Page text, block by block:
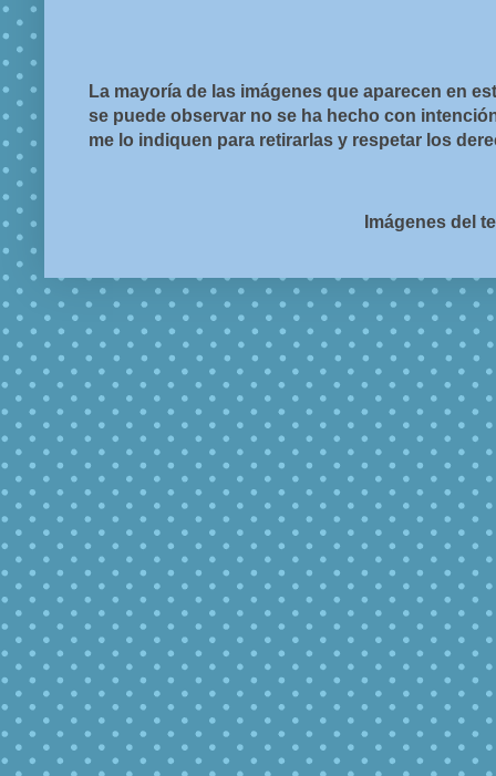
La mayoría de las imágenes que aparecen en
se puede observar no se ha hecho con
me lo indiquen para retirarlas y respetar los
Imágenes del